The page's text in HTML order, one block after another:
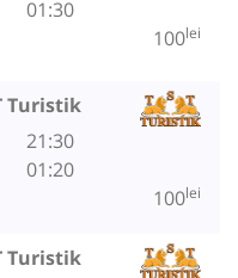
01:30
100lei
Turistik
21:30
01:20
100lei
Turistik